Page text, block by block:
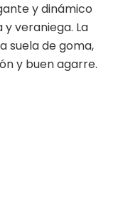
y dinámico
veraniega. La
suela de goma,
y buen agarre.